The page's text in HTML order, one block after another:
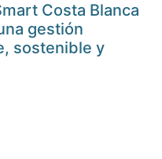
Costa Blanca
gestión
sostenible y